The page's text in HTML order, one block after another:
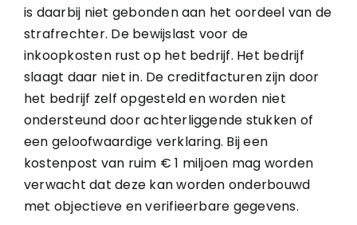
is daarbij niet gebonden aan het oordeel van de
strafrechter. De bewijslast voor de
inkoopkosten rust op het bedrijf. Het bedrijf
slaagt daar niet in. De creditfacturen zijn door
het bedrijf zelf opgesteld en worden niet
ondersteund door achterliggende stukken of
een geloofwaardige verklaring. Bij een
kostenpost van ruim € 1 miljoen mag worden
verwacht dat deze kan worden onderbouwd
met objectieve en verifieerbare gegevens.